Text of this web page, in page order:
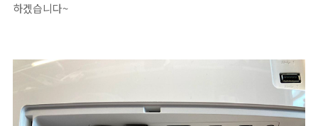
하겠습니다~